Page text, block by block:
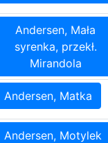
Andersen, Mała
syrenka, przekł.
Mirandola
Andersen, Matka
Andersen, Motylek